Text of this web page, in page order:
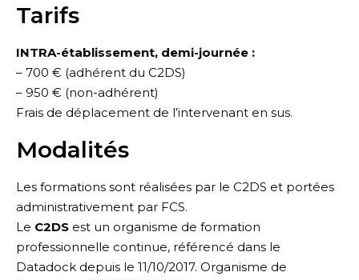
Tarifs
INTRA-établissement, demi-journée :
– 700 € (adhérent du C2DS)
– 950 € (non-adhérent)
Frais de déplacement de l’intervenant en sus.
Modalités
Les formations sont réalisées par le C2DS et portées
administrativement par FCS.
Le C2DS est un organisme de formation
professionnelle continue, référencé dans le
Datadock depuis le 11/10/2017. Organisme de